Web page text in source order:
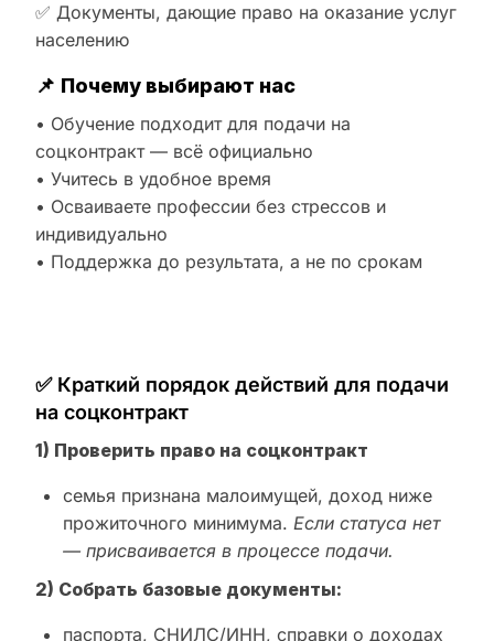
✅ Документы, дающие право на оказание услуг
населению
📌 Почему выбирают нас
• Обучение подходит для подачи на
соцконтракт — всё официально
• Учитесь в удобное время
• Осваиваете профессии без стрессов и
индивидуально
• Поддержка до результата, а не по срокам
✅ Краткий порядок действий для подачи
на соцконтракт
1) Проверить право на соцконтракт
семья признана малоимущей, доход ниже
прожиточного минимума. Если статуса нет
— присваивается в процессе подачи.
2) Собрать базовые документы:
паспорта, СНИЛС/ИНН, справки о доходах